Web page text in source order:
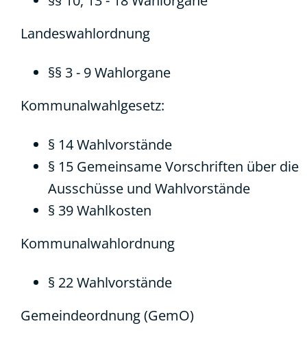
Landeswahlordnung
§§ 3 - 9 Wahlorgane
Kommunalwahlgesetz:
§ 14 Wahlvorstände
§ 15 Gemeinsame Vorschriften über die
Ausschüsse und Wahlvorstände
§ 39 Wahlkosten
Kommunalwahlordnung
§ 22 Wahlvorstände
Gemeindeordnung (GemO)